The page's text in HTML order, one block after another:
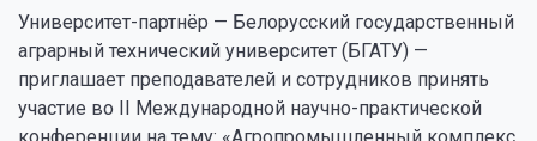
Университет-партнёр — Белорусский государственный
аграрный технический университет (БГАТУ) —
приглашает преподавателей и сотрудников принять
участие во II Международной научно-практической